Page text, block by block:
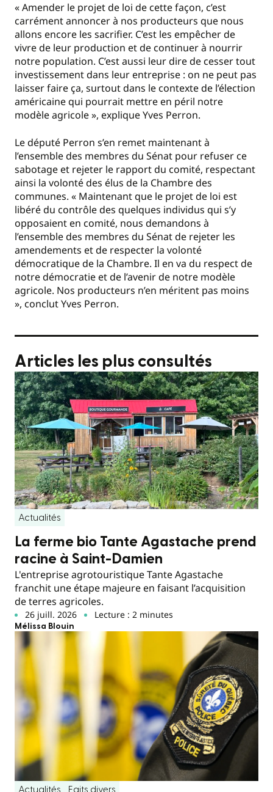
« Amender le projet de loi de cette façon, c’est
carrément annoncer à nos producteurs que nous
allons encore les sacrifier. C’est les empêcher de
vivre de leur production et de continuer à nourrir
notre population. C’est aussi leur dire de cesser tout
investissement dans leur entreprise : on ne peut pas
laisser faire ça, surtout dans le contexte de l’élection
américaine qui pourrait mettre en péril notre
modèle agricole », explique Yves Perron.
Le député Perron s’en remet maintenant à
l’ensemble des membres du Sénat pour refuser ce
sabotage et rejeter le rapport du comité, respectant
ainsi la volonté des élus de la Chambre des
communes. « Maintenant que le projet de loi est
libéré du contrôle des quelques individus qui s’y
opposaient en comité, nous demandons à
l’ensemble des membres du Sénat de rejeter les
amendements et de respecter la volonté
démocratique de la Chambre. Il en va du respect de
notre démocratie et de l’avenir de notre modèle
agricole. Nos producteurs n’en méritent pas moins
», conclut Yves Perron.
Articles les plus consultés
Actualités
La ferme bio Tante Agastache prend
racine à Saint-Damien
L'entreprise agrotouristique Tante Agastache
franchit une étape majeure en faisant l’acquisition
de terres agricoles.
26 juill. 2026 Lecture : 2 minutes
Mélissa Blouin
Actualités Faits divers